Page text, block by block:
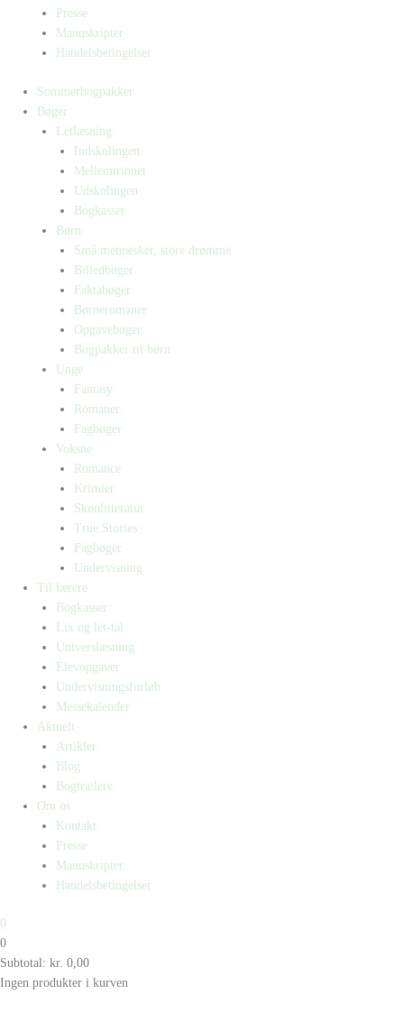
Presse
Manuskripter
Handelsbetingelser
Sommerbogpakker
Bøger
Letlæsning
Indskolingen
Mellemtrinnet
Udskolingen
Bogkasser
Børn
Små mennesker, store drømme
Billedbøger
Faktabøger
Børneromaner
Opgavebøger
Bogpakker til børn
Unge
Fantasy
Romaner
Fagbøger
Voksne
Romance
Krimier
Skønlitteratur
True Stories
Fagbøger
Undervisning
Til lærere
Bogkasser
Lix og let-tal
Universlæsning
Elevopgaver
Undervisningsforløb
Messekalender
Aktuelt
Artikler
Blog
Bogtrailere
Om os
Kontakt
Presse
Manuskripter
Handelsbetingelser
0
0
Subtotal: kr. 0,00
Ingen produkter i kurven